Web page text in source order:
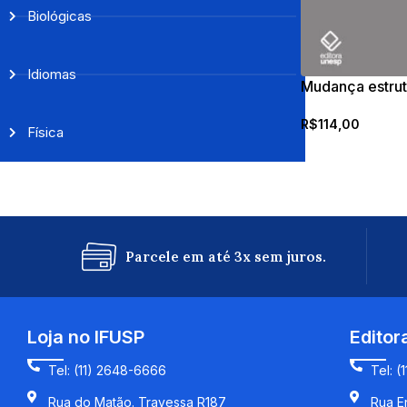
Biológicas
Idiomas
Física
Mudança
R$114,00
Parcele em até 3x sem juros.
Loja no IFUSP
Tel: (11) 2648-6666
Rua do Matão. Travessa R187
Tel:
Rua